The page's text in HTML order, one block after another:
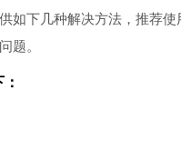
如下几种解决方法，推荐
题。